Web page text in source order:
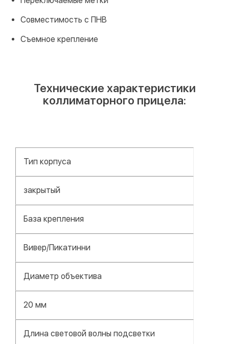
Совместимость с ПНВ
Съемное крепление
Технические характеристики
коллиматорного прицела:
Тип корпуса
закрытый
База крепления
Вивер/Пикатинни
Диаметр объектива
20 мм
Длина световой волны подсветки